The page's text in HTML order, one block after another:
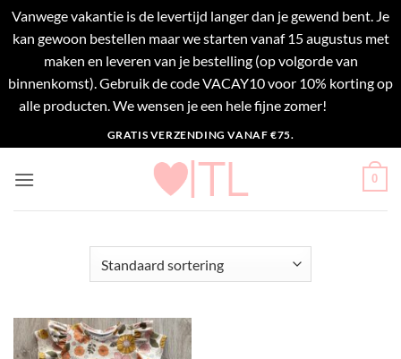
Vanwege vakantie is de levertijd langer dan je gewend bent. Je
kan gewoon bestellen maar we starten vanaf 15 augustus met
maken en leveren van je bestelling (op volgorde van
binnenkomst). Gebruik de code VACAY10 voor 10% korting op
alle producten. We wensen je een hele fijne zomer!
naar
inhoud
GRATIS VERZENDING VANAF €75.
0